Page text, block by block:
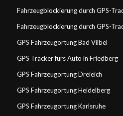
Fahrzeugblockierung durch GPS-
Fahrzeugblockierung durch GPS-
GPS Fahrzeugortung Bad Vilbel
GPS Tracker fürs Auto in Friedberg
GPS Fahrzeugortung Dreieich
GPS Fahrzeugortung Heidelberg
GPS Fahrzeugortung Karlsruhe